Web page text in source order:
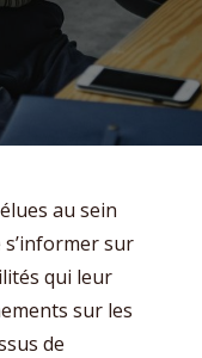
au sein
s’informer sur
qui leur
sur les
de